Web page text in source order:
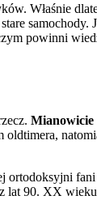
Właśnie
powinni
Mianowicie
ortodoksyjni
z lat 90. XX